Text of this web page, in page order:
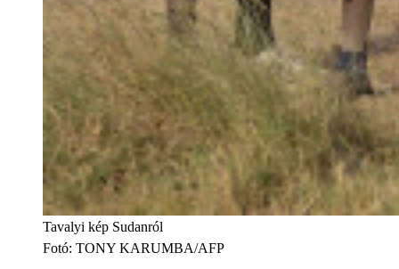
Tavalyi kép Sudanról
Fotó: TONY KARUMBA/AFP